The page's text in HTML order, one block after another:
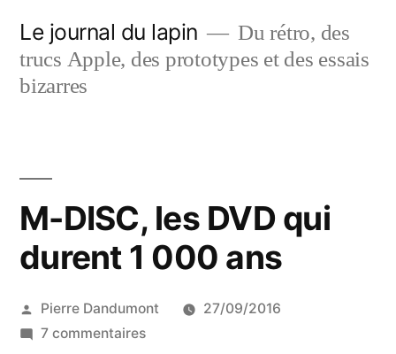
contenu
Le journal du lapin
Du rétro, des
trucs Apple, des prototypes et des essais
bizarres
M-DISC, les DVD qui
durent 1 000 ans
Publié
par
Pierre Dandumont
27/09/2016
7 commentairessur